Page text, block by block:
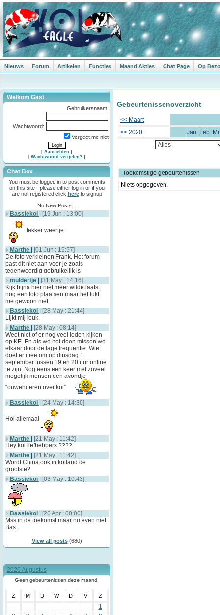
Nieuws Forum Artikelen Functies Maand Akties Chat Page Op
Welkom Gast
Gebruikersnaam:
Wachtwoord:
Vergeet me niet
[ Aanmelden ]
[ Wachtwoord vergeten? ]
Chat Box
You must be logged in to post comments
on this site - please either log in or if you
are not registered click hereto signup
No New Posts...
Bassiekoi [19 Jun : 13:00]
lekker weertje
Marthe
[01 Jun : 15:57]
De foto verkleinen Frank. Het forum
past dit niet aan voor je zoals
tegenwoordig gebruikelijk is
muldertje
[31 May : 14:16]
Kijk bijna hier niet meer wilde laatst
nog een foto plaatsen maar het lukt
me gewoon niet
Bassiekoi
[28 May : 21:44]
Lijkt mij leuk.
Marthe
[28 May : 08:14]
Weet niet of er nog veel leden kijken
op KE. En als we het doen missen we
elkaar door de lage frequentie. Wie
doet er mee om op dinsdag 1
september tussen 19 en 20 uur online
te zijn. Nog eens een keer met zoveel
mogelijk mensen een avondje
“ouwehoeren over koi”
Bassiekoi [24 May : 14:30]
Hoi allemaal
Marthe
[21 May : 11:42]
Hey koi liefhebbers ????
Marthe
[21 May : 11:42]
Wordt China ook in koiland de
grootste?
Bassiekoi
[03 May : 10:43]
Bassiekoi
[26 Apr : 00:06]
Mss in de toekomst maar nu even niet
Bas.
View all posts(680)
2026 Augustus
Geen gebeurtenissen deze maand.
Z M D W D V Z
1
Gebeurtenissenoverzicht
<< Maart
<< 2020
Jan Feb
Toekomstige gebeurtenissen
Niets opgegeven.